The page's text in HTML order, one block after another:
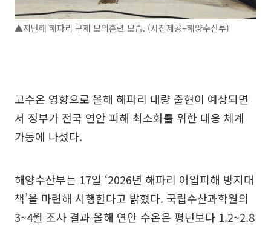
▲지난해 해파리 구제 모의훈련 모습. (사진제공=해양수산부)
고수온 영향으로 올해 해파리 대량 출현이 예상되면
서 정부가 전국 연안 피해 최소화를 위한 대응 체계
가동에 나섰다.
해양수산부는 17일 ‘2026년 해파리 어업피해 방지대
책’을 마련해 시행한다고 밝혔다. 국립수산과학원의
3~4월 조사 결과 올해 연안 수온은 평년보다 1.2~2.8